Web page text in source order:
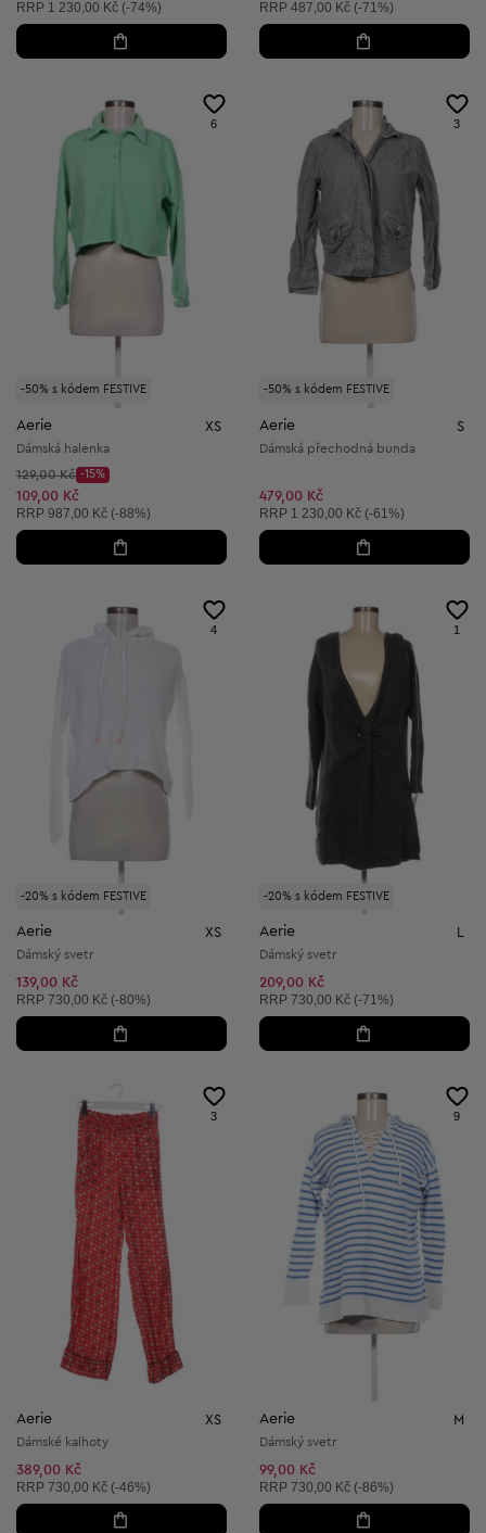
Doporučená cena:
RRP 1 230,00 Kč (-74%) Doporučená cena:
RRP 487,00 Kč (-71%)
-50% s kódem FESTIVE
6
Aerie XS
Dámská halenka
Původní cena:
129,00 Kč
Discount Price:
-15%
Snížená cena:
109,00 Kč
Doporučená cena:
RRP 987,00 Kč (-88%)
-50% s kódem FESTIVE
3
Aerie S
Dámská přechodná bunda
479,00 Kč
Doporučená cena:
RRP 1 230,00 Kč (-61%)
-20% s kódem FESTIVE
4
Aerie XS
Dámský svetr
139,00 Kč
Doporučená cena:
RRP 730,00 Kč (-80%)
-20% s kódem FESTIVE
1
Aerie
Dámský svetr
209,00 Kč
Doporučená cena:
RRP 730,00 Kč (-71%)
3
Aerie XS
Dámské kalhoty
389,00 Kč
Doporučená cena:
RRP 730,00 Kč (-46%)
9
Aerie M
Dámský svetr
99,00 Kč
Doporučená cena:
RRP 730,00 Kč (-86%)